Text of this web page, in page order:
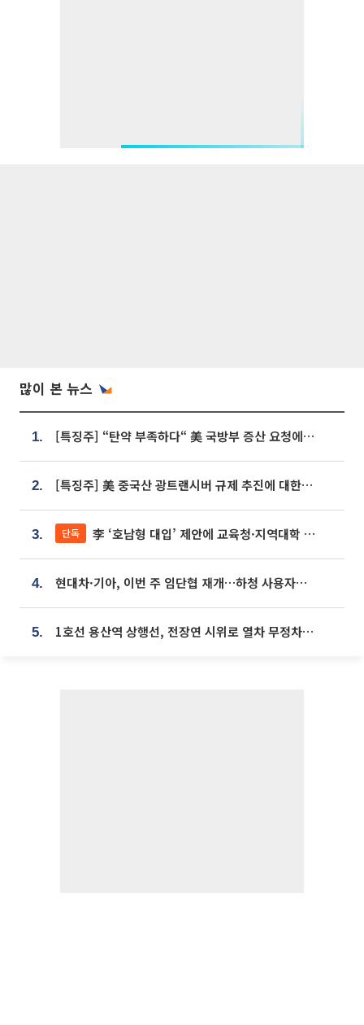
많이 본 뉴스
1. [특징주] “탄약 부족하다“ 美 국방부 증산 요청에⋯국내 방산주 급등세
2. [특징주] 美 중국산 광트랜시버 규제 추진에 대한광통신 등 광통신株 강세
3. 단독 李 ‘호남형 대입’ 제안에 교육청·지역대학 서·논술형 입시 연계 '착수'
4. 현대차·기아, 이번 주 임단협 재개…하청 사용자성 재심도 ‘변수’
5. 1호선 용산역 상행선, 전장연 시위로 열차 무정차 운행